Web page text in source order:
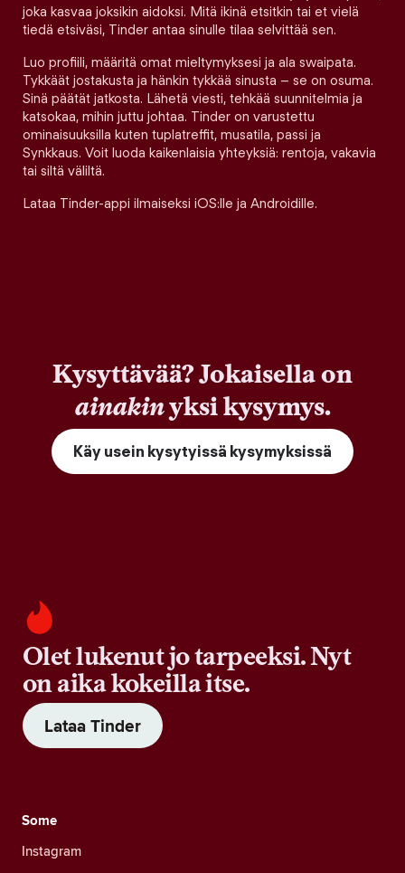
joka kasvaa joksikin aidoksi. Mitä ikinä etsitkin tai et vielä
tiedä etsiväsi, Tinder antaa sinulle tilaa selvittää sen.
Luo profiili, määritä omat mieltymyksesi ja ala swaipata.
Tykkäät jostakusta ja hänkin tykkää sinusta – se on osuma.
Sinä päätät jatkosta. Lähetä viesti, tehkää suunnitelmia ja
katsokaa, mihin juttu johtaa. Tinder on varustettu
ominaisuuksilla kuten tuplatreffit, musatila, passi ja
Synkkaus. Voit luoda kaikenlaisia yhteyksiä: rentoja, vakavia
tai siltä väliltä.
Lataa Tinder-appi ilmaiseksi iOS:lle ja Androidille.
Kysyttävää? Jokaisella on
ainakinyksi kysymys.
Käy usein kysytyissä kysymyksissä
Olet lukenut jo tarpeeksi. Nyt
on aika kokeilla itse.
Lataa Tinder
Some
Instagram